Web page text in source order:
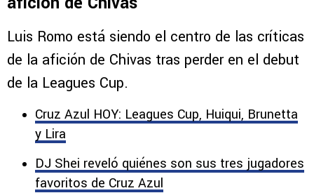
Luis Romo está siendo el centro de las críticas
de la afición de Chivas tras perder en el debut
de la Leagues Cup.
Cruz Azul HOY: Leagues Cup, Huiqui, Brunetta
y Lira
DJ Shei reveló quiénes son sus tres jugadores
favoritos de Cruz Azul